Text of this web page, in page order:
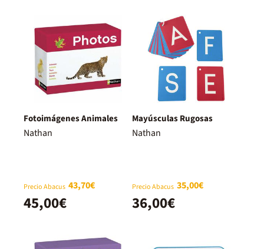
Fotoimágenes Animales
Nathan
Precio Abacus 43,70€
45,00€
Mayúsculas Rugosas
Nathan
Precio Abacus 35,00€
36,00€